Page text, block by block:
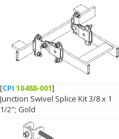
[CPI 10488-001]
Junction Swivel Splice Kit 3/8 x 1
1/2"; Gold